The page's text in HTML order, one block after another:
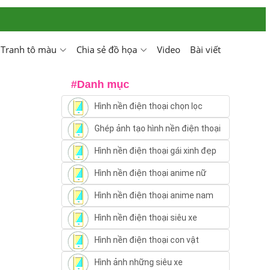
Tranh tô màu Chia sẻ đồ họa Video Bài viết
#Danh mục
Hình nền điện thoại chọn lọc
Ghép ảnh tạo hình nền điện thoại
Hình nền điện thoại gái xinh đẹp
Hình nền điện thoại anime nữ
Hình nền điện thoại anime nam
Hình nền điện thoại siêu xe
Hình nền điện thoại con vật
Hình ảnh những siêu xe